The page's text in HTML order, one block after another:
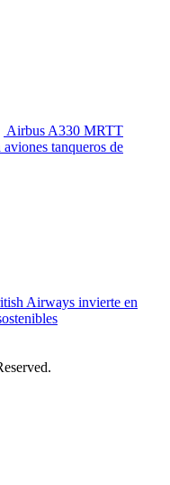
Airbus A330 MRTT
tanqueros de
Airways invierte en